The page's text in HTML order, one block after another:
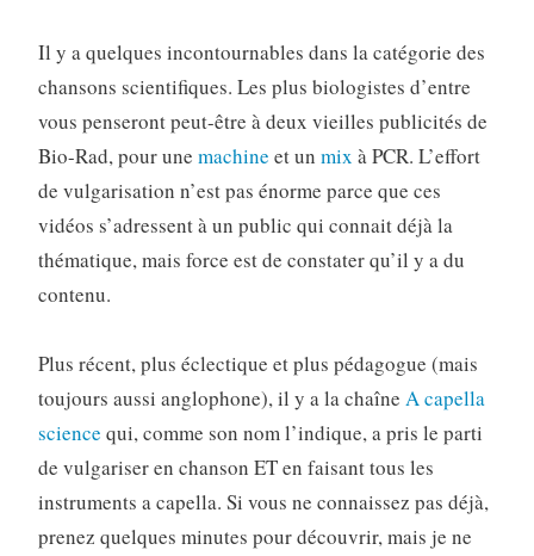
Il y a quelques incontournables dans la catégorie des
chansons scientifiques. Les plus biologistes d’entre
vous penseront peut-être à deux vieilles publicités de
Bio-Rad, pour une machine et un mix à PCR. L’effort
de vulgarisation n’est pas énorme parce que ces
vidéos s’adressent à un public qui connait déjà la
thématique, mais force est de constater qu’il y a du
contenu.
Plus récent, plus éclectique et plus pédagogue (mais
toujours aussi anglophone), il y a la chaîne A capella
science qui, comme son nom l’indique, a pris le parti
de vulgariser en chanson ET en faisant tous les
instruments a capella. Si vous ne connaissez pas déjà,
prenez quelques minutes pour découvrir, mais je ne